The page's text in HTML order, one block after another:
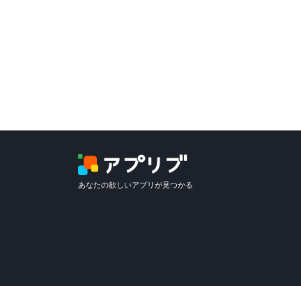
あなたの欲しいアプリが見つかる